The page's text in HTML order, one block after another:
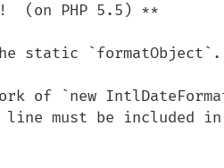
(on PHP 5.5) **
static `formatObject`.
of `new
must be included